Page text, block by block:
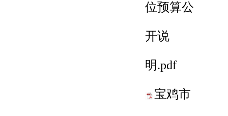
位预算公
开说
明.pdf
宝鸡市